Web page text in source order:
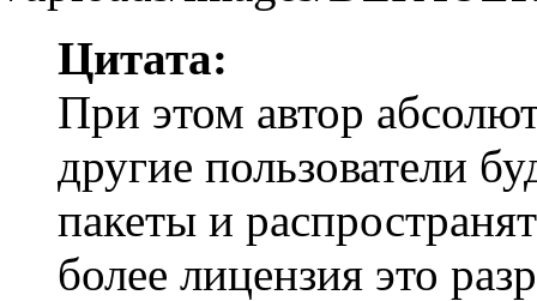
Цитата:
При этом автор
другие пользователи
пакеты и
более лицензия это